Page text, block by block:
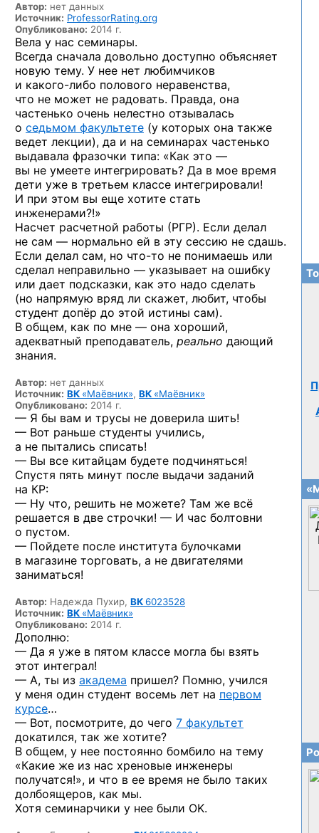
Автор: нет данных
Источник: ProfessorRating.org
Опубликовано: 2014 г.
Вела у нас семинары.
Всегда сначала довольно доступно объясняет
новую тему. У нее нет любимчиков
и какого-либо полового неравенства,
что не может не радовать. Правда, она
частенько очень нелестно отзывалась
о седьмом факультете (у которых она также
ведет лекции), да и на семинарах частенько
выдавала фразочки типа: «Как это —
вы не умеете интегрировать? Да в мое время
дети уже в третьем классе интегрировали!
И при этом вы еще хотите стать
инженерами?!»
Насчет расчетной работы (РГР). Если делал
не сам — нормально ей в эту сессию не сдашь.
Если делал сам, но что-то не понимаешь или
сделал неправильно — указывает на ошибку
или дает подсказки, как это надо сделать
(но напрямую вряд ли скажет, любит, чтобы
студент допёр до этой истины сам).
В общем, как по мне — она хороший,
адекватный преподаватель, реально дающий
знания.
Автор: нет данных
Источник: ВК «Маёвник», ВК «Маёвник»
Опубликовано: 2014 г.
— Я бы вам и трусы не доверила шить!
— Вот раньше студенты учились,
а не пытались списать!
— Вы все китайцам будете подчиняться!
Спустя пять минут после выдачи заданий
на КР:
— Ну что, решить не можете? Там же всё
решается в две строчки! — И час болтовни
о пустом.
— Пойдете после института булочками
в магазине торговать, а не двигателями
заниматься!
Автор: Надежда Пухир, ВК6023528
Источник: ВК «Маёвник»
Опубликовано: 2014 г.
Дополню:
— Да я уже в пятом классе могла бы взять
этот интеграл!
— А, ты из академа пришел? Помню, учился
у меня один студент восемь лет на первом
курсе…
— Вот, посмотрите, до чего 7 факультет
докатился, так же хотите?
В общем, у нее постоянно бомбило на тему
«Какие же из нас хреновые инженеры
получатся!», и что в ее время не было таких
долбоящеров, как мы.
Хотя семинарчики у нее были OK.